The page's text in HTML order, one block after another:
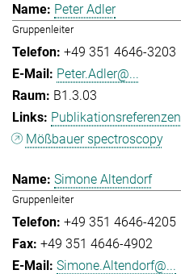
Peter Adler
Gruppenleiter
+49 351 4646-3203
Peter.Adler@...
B1.3.03
Publikationsreferenzen
Mößbauer spectroscopy
Simone Altendorf
Gruppenleiter
+49 351 4646-4205
+49 351 4646-4902
Simone.Altendorf@...